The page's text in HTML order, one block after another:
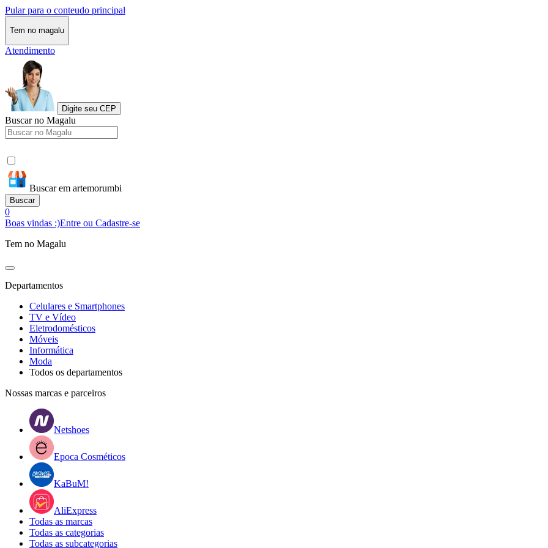
Pular para o conteudo principal
Tem no magalu
Atendimento
Digite seu CEP
Buscar no Magalu
Buscar em artemorumbi
Buscar
0
Boas vindas :)Entre ou Cadastre-se
Tem no Magalu
Departamentos
Celulares e Smartphones
TV e Vídeo
Eletrodomésticos
Móveis
Informática
Moda
Todos os departamentos
Nossas marcas e parceiros
Netshoes
Epoca Cosméticos
KaBuM!
AliExpress
Todas as marcas
Todas as categorias
Todas as subcategorias